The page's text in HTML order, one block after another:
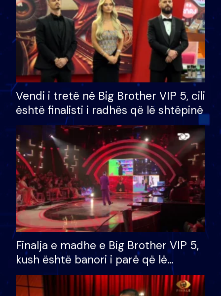
Vendi i tretë në Big Brother VIP 5, cili
është finalisti i radhës që lë shtëpinë
Finalja e madhe e Big Brother VIP 5,
kush është banori i parë që lë
shtëpinë dhe humb mundësinë për
të fituar çmimin e madh